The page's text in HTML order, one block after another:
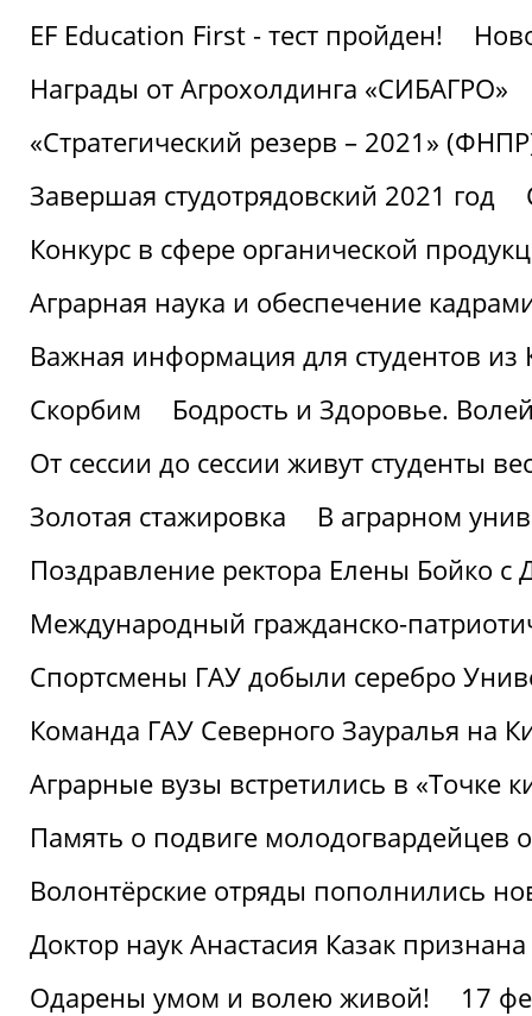
EF Education First - тест пройден!
Награды от Агрохолдинга «СИБАГРО»
«Стратегический резерв – 2021»
Завершая студотрядовский 2021 год
Конкурс в сфере органической
Аграрная наука и обеспечение
Важная информация для студентов из
Скорбим
Бодрость и Здоровье.
От сессии до сессии живут студенты
Золотая стажировка
В аграрном
Поздравление ректора Елены Бойко с
Международный гражданско-
Спортсмены ГАУ добыли серебро
Команда ГАУ Северного Зауралья на
Аграрные вузы встретились в «Точке
Память о подвиге молодогвардейцев
Волонтёрские отряды пополнились
Доктор наук Анастасия Казак
Одарены умом и волею живой!
17